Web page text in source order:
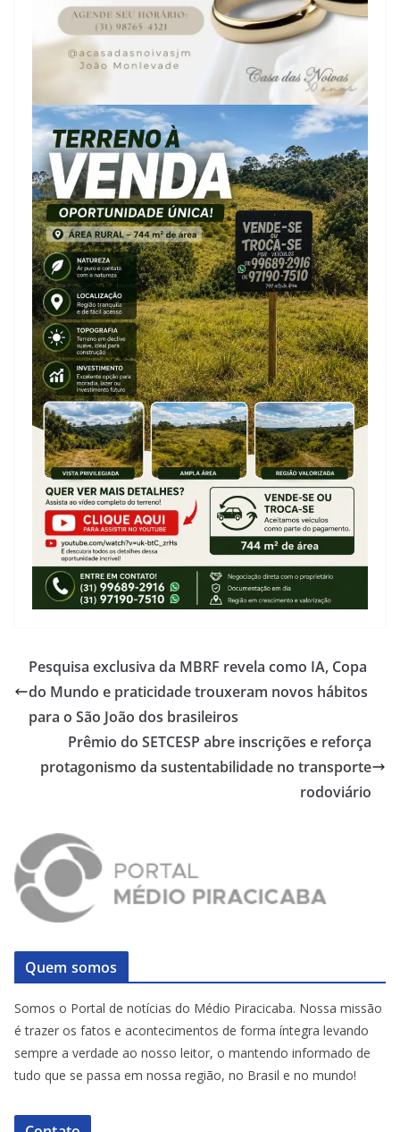
Pesquisa exclusiva da MBRF revela como IA, Copa
do Mundo e praticidade trouxeram novos hábitos
para o São João dos brasileiros
Prêmio do SETCESP abre inscrições e reforça
protagonismo da sustentabilidade no transporte
rodoviário
Quem somos
Somos o Portal de notícias do Médio Piracicaba. Nossa missão
é trazer os fatos e acontecimentos de forma íntegra levando
sempre a verdade ao nosso leitor, o mantendo informado de
tudo que se passa em nossa região, no Brasil e no mundo!